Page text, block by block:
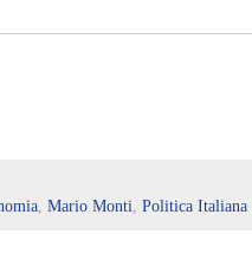
, Mario Monti, Politica Italiana